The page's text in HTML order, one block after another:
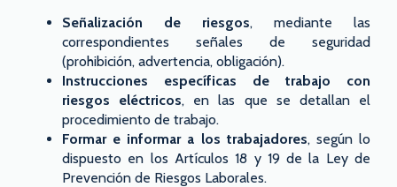
Señalización de riesgos, mediante las
correspondientes señales de seguridad
(prohibición, advertencia, obligación).
Instrucciones específicas de trabajo con
riesgos eléctricos, en las que se detallan el
procedimiento de trabajo.
Formar e informar a los trabajadores, según lo
dispuesto en los Artículos 18 y 19 de la Ley de
Prevención de Riesgos Laborales.